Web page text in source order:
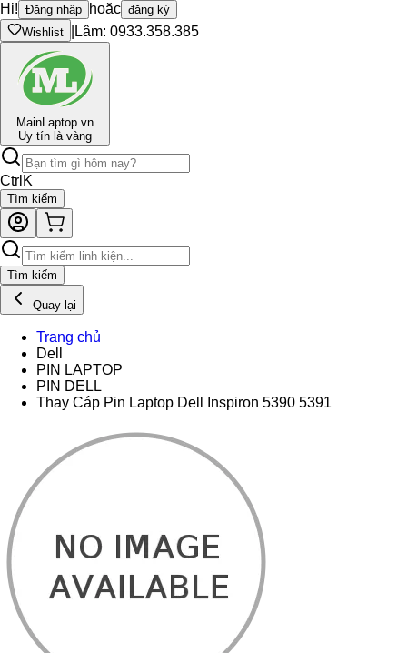
Hi! Đăng nhập hoặc đăng ký
Wishlist
Lâm: 0933.358.385
MainLaptop.vn
Uy tín là vàng
Ctrl K
Tìm kiếm
Tìm kiếm
Quay lại
Trang chủ
Dell
PIN LAPTOP
PIN DELL
Thay Cáp Pin Laptop Dell Inspiron 5390 5391